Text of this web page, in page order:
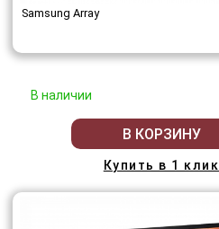
Samsung Array
В наличии
В КОРЗИНУ
Купить в 1 клик